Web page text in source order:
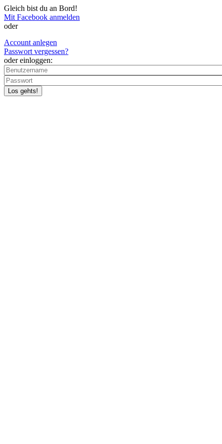
Skip to main content
Gleich bist du an Bord!
Mit Facebook anmelden
oder
Account anlegen
Passwort vergessen?
oder einloggen: